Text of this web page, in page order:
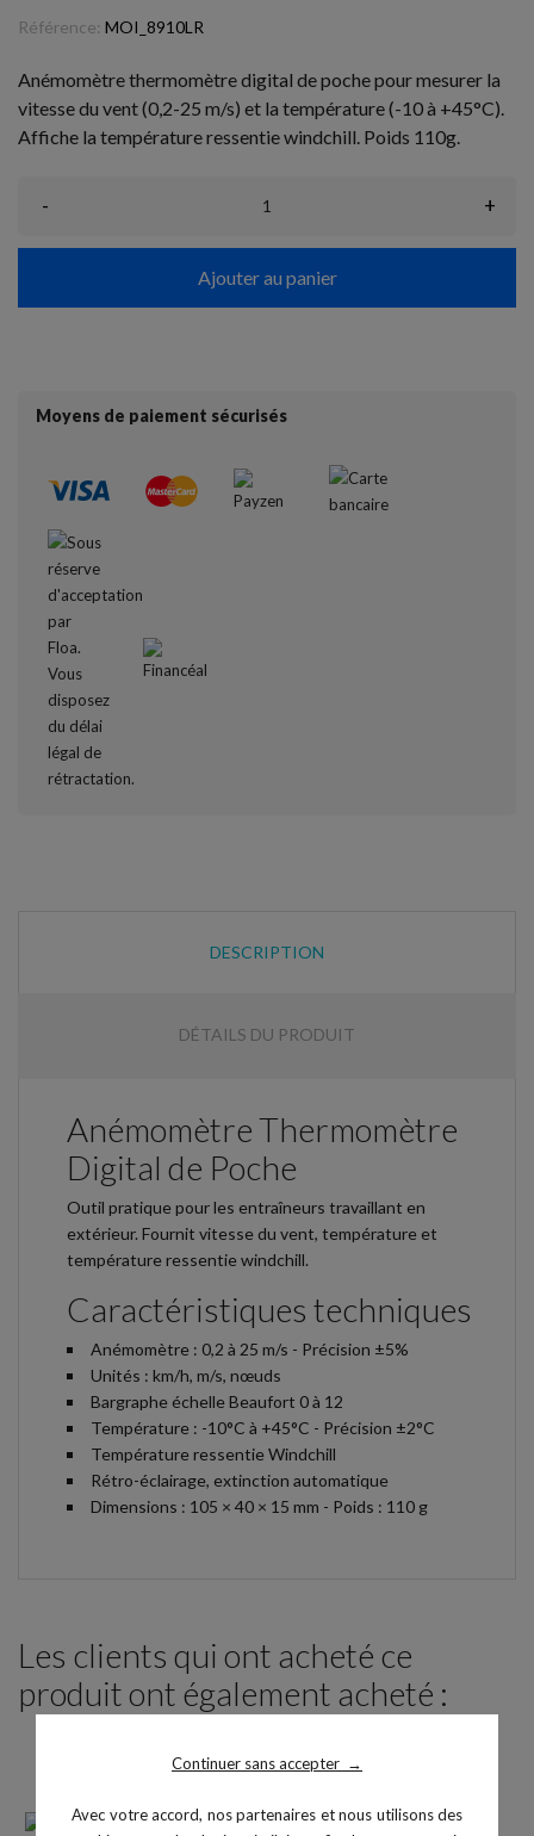
Continuer sans accepter →
Avec votre accord, nos partenaires et nous utilisons des
Référence: MOI_8910LR
Anémomètre thermomètre digital de poche pour mesurer la
vitesse du vent (0,2-25 m/s) et la température (-10 à +45°C).
Affiche la température ressentie windchill. Poids 110g.
- +
Ajouter au panier
Moyens de paiement sécurisés
DESCRIPTION
DÉTAILS DU PRODUIT
Anémomètre Thermomètre
Digital de Poche
Outil pratique pour les entraîneurs travaillant en
extérieur. Fournit vitesse du vent, température et
température ressentie windchill.
Caractéristiques techniques
Anémomètre : 0,2 à 25 m/s - Précision ±5%
Unités : km/h, m/s, nœuds
Bargraphe échelle Beaufort 0 à 12
Température : -10°C à +45°C - Précision ±2°C
Température ressentie Windchill
Rétro-éclairage, extinction automatique
Dimensions : 105 × 40 × 15 mm - Poids : 110 g
Les clients qui ont acheté ce
produit ont également acheté :